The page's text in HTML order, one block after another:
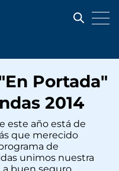
Portada"
2014
este año está de
que merecido
de
unimos nuestra